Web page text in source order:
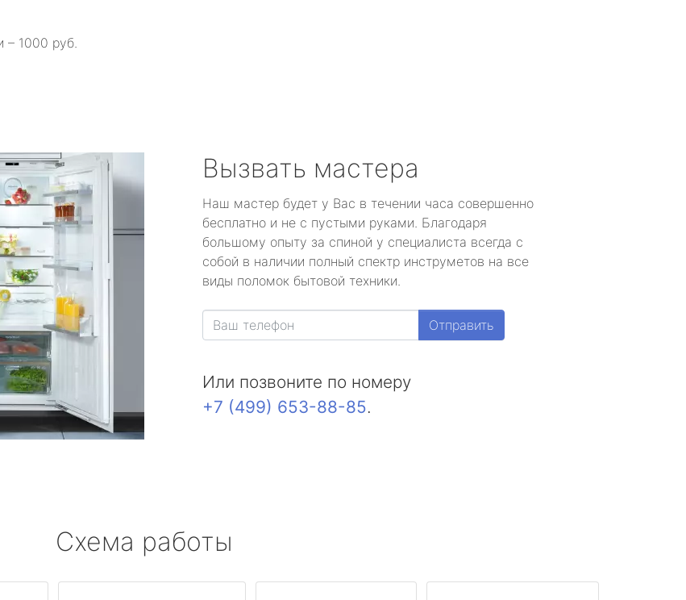
– 1000 руб.
Вызвать мастера
Наш мастер будет у Вас в течении часа совершенно
бесплатно и не с пустыми руками. Благодаря
большому опыту за спиной у специалиста всегда с
собой в наличии полный спектр инструметов на все
виды поломок бытовой техники.
Отправить
Или позвоните по номеру
+7 (499) 653-88-85.
Схема работы